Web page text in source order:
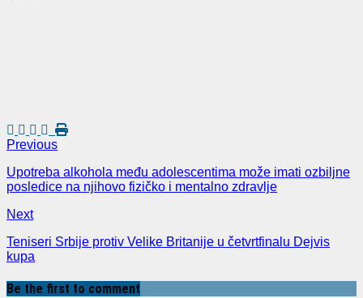
Previous
Upotreba alkohola među adolescentima može imati ozbiljne
posledice na njihovo fizičko i mentalno zdravlje
Next
Teniseri Srbije protiv Velike Britanije u četvrtfinalu Dejvis
kupa
Be the first to comment